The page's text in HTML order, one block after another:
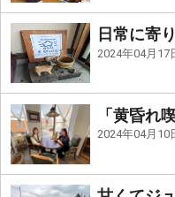
日常に寄
2024年04月17
「黄昏れ
2024年04月10